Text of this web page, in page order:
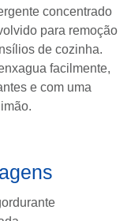
concentrado
para remoção
de cozinha.
facilmente,
e com uma